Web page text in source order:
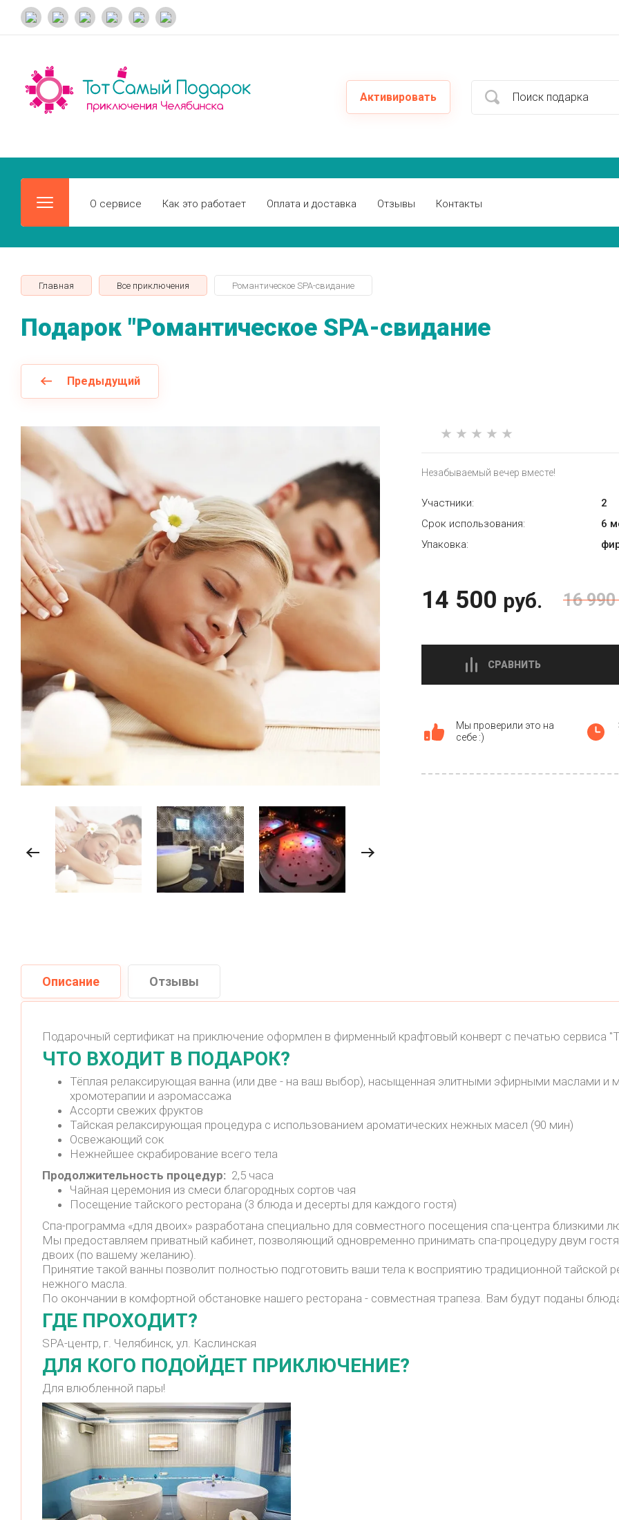
Активировать
О сервисе Как это работает Оплата и доставка Отзывы Контакты
Главная Все приключения Романтическое SPA-свидание
Подарок "Романтическое SPA-свидание
Предыдущий
Незабываемый вечер вместе!
Участники:
2
Срок использования:
6
Упаковка:
14 500 руб. 16 990
СРАВНИТЬ
Мы проверили это на
себе :)
Описание Отзывы
Подарочный сертификат на приключение оформлен в фирменный крафтовый конверт с печатью сервиса
ЧТО ВХОДИТ В ПОДАРОК?
Тёплая релаксирующая ванна (или две - на ваш выбор), насыщенная элитными эфирными маслами и
хромотерапии и аэромассажа
Ассорти свежих фруктов
Тайская релаксирующая процедура с использованием ароматических нежных масел (90 мин)
Освежающий сок
Нежнейшее скрабирование всего тела
Продолжительность процедур: 2,5 часа
Чайная церемония из смеси благородных сортов чая
Посещение тайского ресторана (3 блюда и десерты для каждого гостя)
Спа-программа «для двоих» разработана специально для совместного посещения спа-центра близкими
Мы предоставляем приватный кабинет, позволяющий одновременно принимать спа-процедуру двум
двоих (по вашему желанию).
Принятие такой ванны позволит полностью подготовить ваши тела к восприятию традиционной тайской
нежного масла.
По окончании в комфортной обстановке нашего ресторана - совместная трапеза. Вам будут поданы
ГДЕ ПРОХОДИТ?
SPA-центр, г. Челябинск, ул. Каслинская
ДЛЯ КОГО ПОДОЙДЕТ ПРИКЛЮЧЕНИЕ?
Для влюбленной пары!